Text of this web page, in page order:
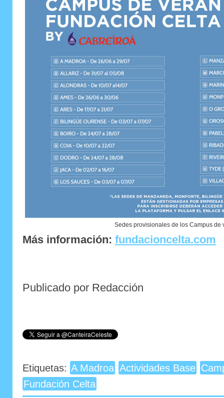
Sedes provisionales de los Campus de
Más información: fundacioncelta.com
Publicado por Redacción
Etiquetas: A Madroa Actividades Base
Fundación Celta